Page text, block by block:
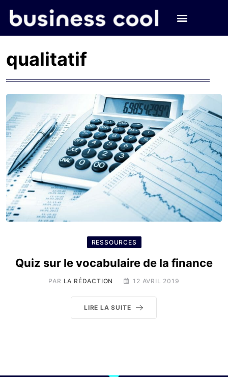
qualitatif
RESSOURCES
Quiz sur le vocabulaire de la finance
PAR LA RÉDACTION 12 AVRIL 2019
LIRE LA SUITE